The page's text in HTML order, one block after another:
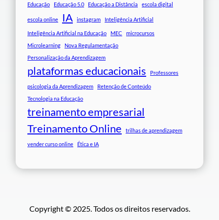
Educação Educação 5.0 Educação a Distância escola digital
escola online IA instagram Inteligência Artificial
Inteligência Artificial na Educação MEC
microcursos
Microlearning
Nova Regulamentação
Personalização da Aprendizagem
plataformas educacionais Professores
psicologia da Aprendizagem
Retenção de Conteúdo
Tecnologia na Educação
treinamento empresarial
Treinamento Online
trilhas de aprendizagem
vender curso online Ética e IA
Copyright © 2025. Todos os direitos reservados.